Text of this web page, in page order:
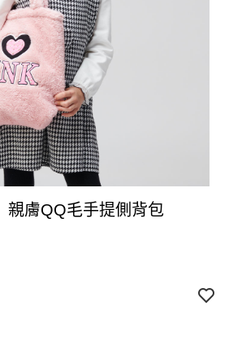
親膚QQ毛手提側背包